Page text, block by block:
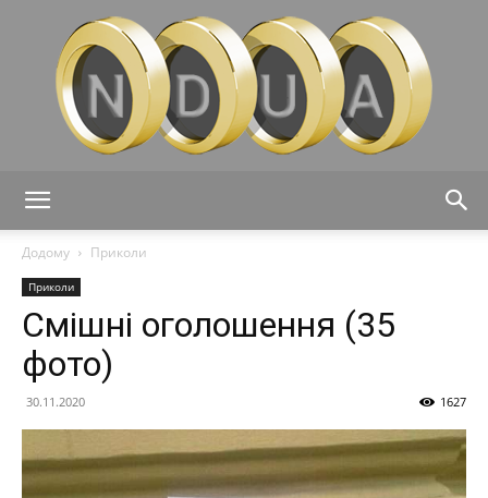
Додому
Приколи
Приколи
Смішні оголошення (35
фото)
30.11.2020 1627